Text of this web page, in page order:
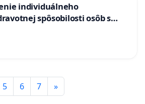
individuálneho
spôsobilosti osôb s
typu pri prijímaní do
SR
5 6 7 »